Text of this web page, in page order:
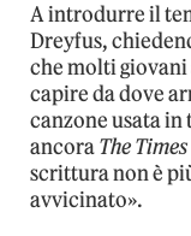
A introdurre il
Dreyfus,
che molti
capire da dove
canzone usata
ancoraThe
scrittura non è
avvicinato».